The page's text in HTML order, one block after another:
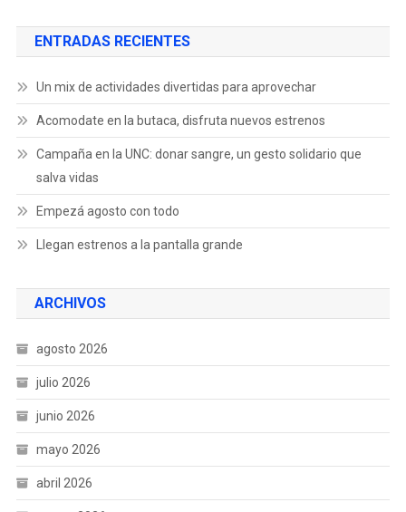
ENTRADAS RECIENTES
Un mix de actividades divertidas para aprovechar
Acomodate en la butaca, disfruta nuevos estrenos
Campaña en la UNC: donar sangre, un gesto solidario que
salva vidas
Empezá agosto con todo
Llegan estrenos a la pantalla grande
ARCHIVOS
agosto 2026
julio 2026
junio 2026
mayo 2026
abril 2026